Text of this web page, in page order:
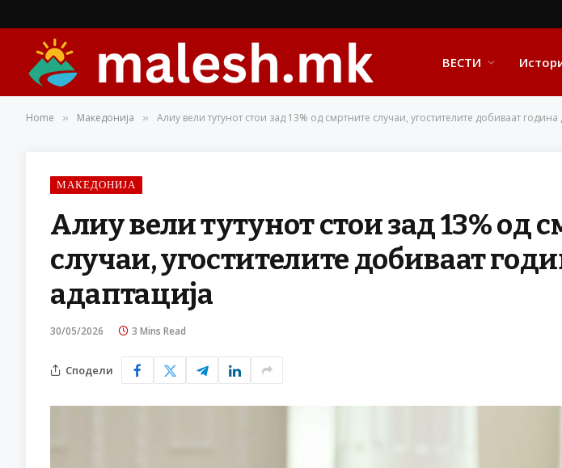
ВЕСТИ
Home » Македонија » Алиу вели тутунот стои зад 13% од смртните случаи, угостителите добиваат година
МАКЕДОНИЈА
Алиу вели тутунот стои зад 13% од
случаи, угостителите добиваат
адаптација
30/05/2026 3 Mins Read
Сподели